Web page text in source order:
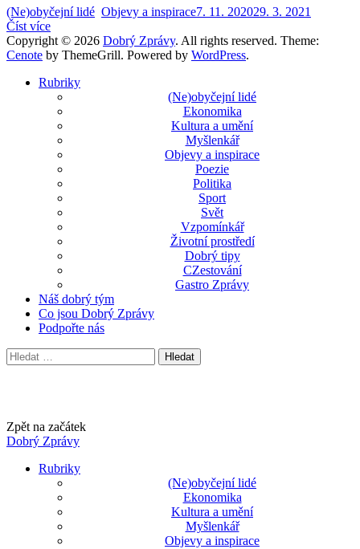
(Ne)obyčejní lidé Objevy a inspirace7. 11. 202029. 3. 2021
Číst více
Copyright © 2026 Dobrý Zprávy. All rights reserved. Theme:
Cenote by ThemeGrill. Powered by WordPress.
Rubriky
(Ne)obyčejní lidé
Ekonomika
Kultura a umění
Myšlenkář
Objevy a inspirace
Poezie
Politika
Sport
Svět
Vzpomínkář
Životní prostředí
Dobrý tipy
CZestování
Gastro Zprávy
Náš dobrý tým
Co jsou Dobrý Zprávy
Podpořte nás
Vyhledávání
Zpět na začátek
Dobrý Zprávy
Rubriky
(Ne)obyčejní lidé
Ekonomika
Kultura a umění
Myšlenkář
Objevy a inspirace